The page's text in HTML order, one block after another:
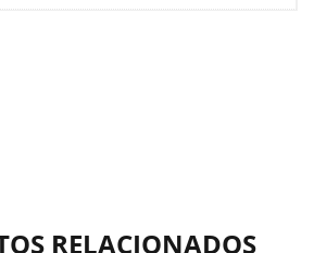
RELACIONADOS